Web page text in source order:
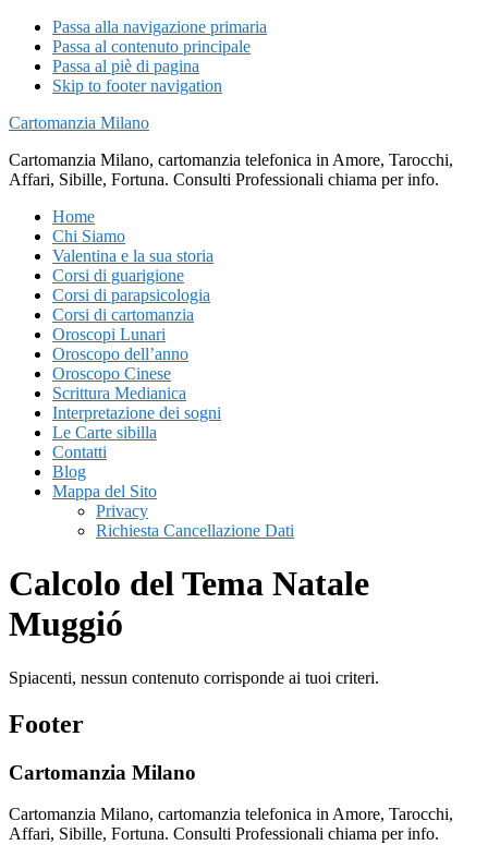
Passa alla navigazione primaria
Passa al contenuto principale
Passa al piè di pagina
Skip to footer navigation
Cartomanzia Milano
Cartomanzia Milano, cartomanzia telefonica in Amore, Tarocchi,
Affari, Sibille, Fortuna. Consulti Professionali chiama per info.
Home
Chi Siamo
Valentina e la sua storia
Corsi di guarigione
Corsi di parapsicologia
Corsi di cartomanzia
Oroscopi Lunari
Oroscopo dell’anno
Oroscopo Cinese
Scrittura Medianica
Interpretazione dei sogni
Le Carte sibilla
Contatti
Blog
Mappa del Sito
Privacy
Richiesta Cancellazione Dati
Calcolo del Tema Natale
Muggió
Spiacenti, nessun contenuto corrisponde ai tuoi criteri.
Footer
Cartomanzia Milano
Cartomanzia Milano, cartomanzia telefonica in Amore, Tarocchi,
Affari, Sibille, Fortuna. Consulti Professionali chiama per info.